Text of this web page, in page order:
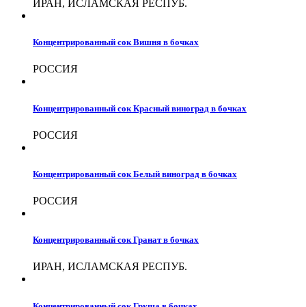
ИРАН, ИСЛАМСКАЯ РЕСПУБ.
Концентрированный сок Вишня в бочках
РОССИЯ
Концентрированный сок Красный виноград в бочках
РОССИЯ
Концентрированный сок Белый виноград в бочках
РОССИЯ
Концентрированный сок Гранат в бочках
ИРАН, ИСЛАМСКАЯ РЕСПУБ.